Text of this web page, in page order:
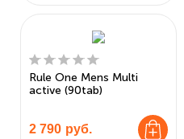
Rule One Mens Multi
active (90tab)
2 790 руб.